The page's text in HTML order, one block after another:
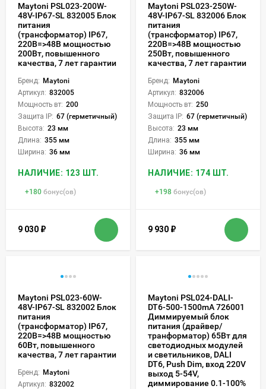
Maytoni PSL023-200W-
48V-IP67-SL 832005 Блок
питания
(трансформатор) IP67,
220В=>48В мощностью
200Вт, повышенного
качества, 7 лет гарантии
Бренд: Maytoni
Артикул: 832005
Мощность вт: 200
Защита IP: 67 (герметичный)
Высота: 23 мм
Длина: 355 мм
Ширина: 36 мм
НАЛИЧИЕ: 123 ШТ.
+180 бонус(ов)
9 030 ₽
Maytoni PSL023-250W-
48V-IP67-SL 832006 Блок
питания
(трансформатор) IP67,
220В=>48В мощностью
250Вт, повышенного
качества, 7 лет гарантии
Бренд: Maytoni
Артикул: 832006
Мощность вт: 250
Защита IP: 67 (герметичный)
Высота: 23 мм
Длина: 355 мм
Ширина: 36 мм
НАЛИЧИЕ: 174 ШТ.
+198 бонус(ов)
9 930 ₽
Maytoni PSL023-60W-
48V-IP67-SL 832002 Блок
питания
(трансформатор) IP67,
220В=>48В мощностью
60Вт, повышенного
качества, 7 лет гарантии
Бренд: Maytoni
Артикул: 832002
Maytoni PSL024-DALI-
DT6-500-1500mA 726001
Диммируемый блок
питания (драйвер/
транформатор) 65Вт для
светодиодных модулей
и светильников, DALI
DT6, Push Dim, вход 220V
выход 5-54V,
диммирование 0.1-100%